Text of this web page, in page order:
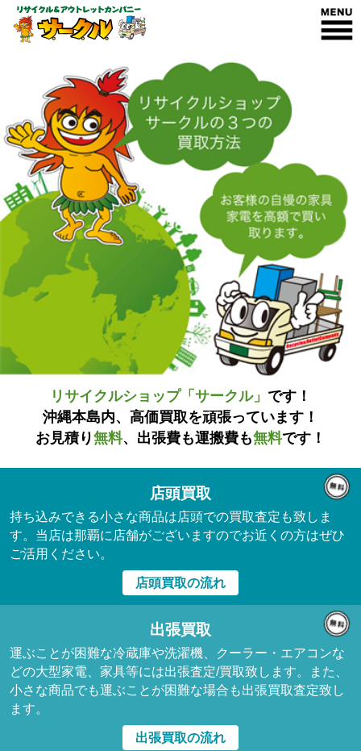
リサイクルショップ「サークル」 です！
沖縄本島内、高価買取を頑張っています！
お見積り無料、出張費も運搬費も無料です！
店頭買取
持ち込みできる小さな商品は店頭での買取査定も致しま
す。当店は那覇に店舗がございますのでお近くの方はぜひ
ご活用ください。
店頭買取の流れ
出張買取
運ぶことが困難な冷蔵庫や洗濯機、クーラー・エアコンな
どの大型家電、家具等には出張査定/買取致します。また、
小さな商品でも運ぶことが困難な場合も出張買取査定致し
ます。
出張買取の流れ